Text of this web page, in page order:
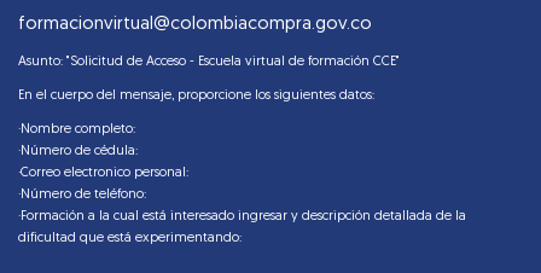
formacionvirtual@colombiacompra.gov.co
Asunto: "Solicitud de Acceso - Escuela virtual de formación CCE"
En el cuerpo del mensaje, proporcione los siguientes datos:
·Nombre completo:
·Número de cédula:
·Correo electronico personal:
·Número de teléfono:
·Formación a la cual está interesado ingresar y descripción detallada de la
dificultad que está experimentando: